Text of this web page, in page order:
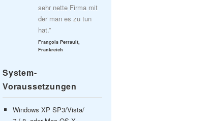
sehr nette Firma mit
der man es zu tun
hat.”
François Perrault,
Frankreich
System-
Voraussetzungen
Windows XP SP3/Vista/